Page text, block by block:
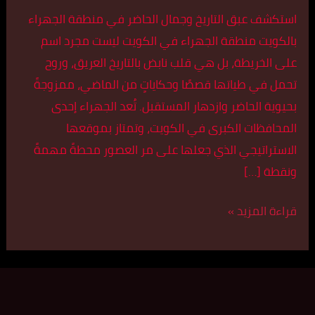
استكشف عبق التاريخ وجمال الحاضر في منطقة الجهراء
بالكويت منطقة الجهراء في الكويت ليست مجرد اسم
على الخريطة، بل هي قلب نابض بالتاريخ العريق، وروح
تحمل في طياتها قصصًا وحكاياتٍ من الماضي، ممزوجةً
بحيوية الحاضر وازدهار المستقبل. تُعد الجهراء إحدى
المحافظات الكبرى في الكويت، وتمتاز بموقعها
الاستراتيجي الذي جعلها على مر العصور محطةً مهمةً
ونقطة […]
قراءة المزيد »